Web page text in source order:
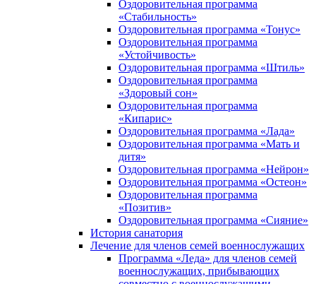
Оздоровительная программа
«Стабильность»
Оздоровительная программа «Тонус»
Оздоровительная программа
«Устойчивость»
Оздоровительная программа «Штиль»
Оздоровительная программа
«Здоровый сон»
Оздоровительная программа
«Кипарис»
Оздоровительная программа «Лада»
Оздоровительная программа «Мать и
дитя»
Оздоровительная программа «Нейрон»
Оздоровительная программа «Остеон»
Оздоровительная программа
«Позитив»
Оздоровительная программа «Сияние»
История санатория
Лечение для членов семей военнослужащих
Программа «Леда» для членов семей
военнослужащих, прибывающих